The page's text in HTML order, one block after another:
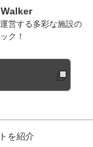
営する多彩な施設の
ク！
を紹介